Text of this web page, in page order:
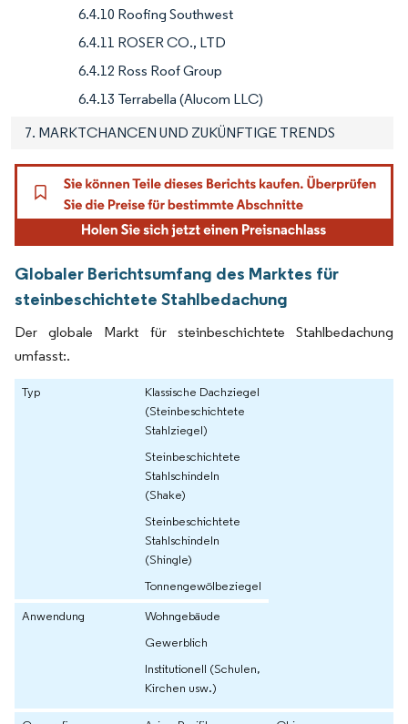
6.4.10 Roofing Southwest
6.4.11 ROSER CO., LTD
6.4.12 Ross Roof Group
6.4.13 Terrabella (Alucom LLC)
7. MARKTCHANCEN UND ZUKÜNFTIGE TRENDS
Globaler Berichtsumfang des Marktes für
steinbeschichtete Stahlbedachung
Der globale Markt für steinbeschichtete Stahlbedachung
umfasst:.
Typ
Klassische Dachziegel
(Steinbeschichtete
Stahlziegel)
Steinbeschichtete
Stahlschindeln
(Shake)
Steinbeschichtete
Stahlschindeln
(Shingle)
Tonnengewölbeziegel
Anwendung
Wohngebäude
Gewerblich
Institutionell (Schulen,
Kirchen usw.)